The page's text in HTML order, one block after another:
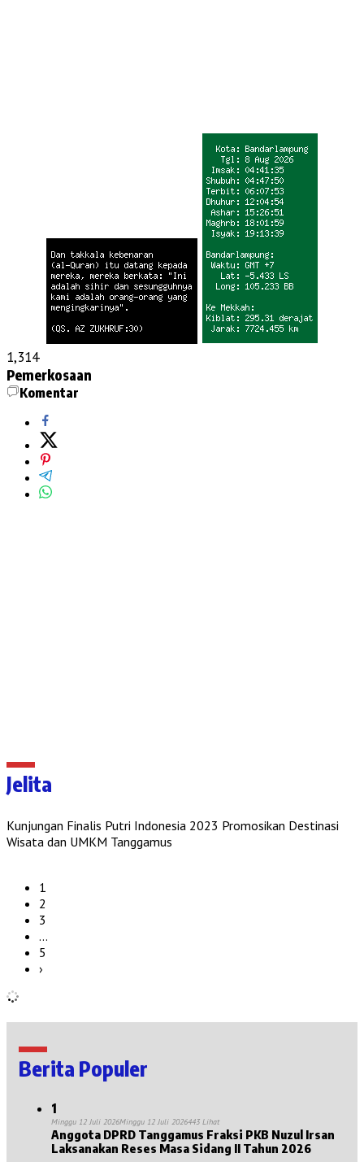
1,314
Pemerkosaan
Komentar
Jelita
Kunjungan Finalis Putri Indonesia 2023 Promosikan Destinasi
Wisata dan UMKM Tanggamus
1
2
3
…
5
›
Berita Populer
1
Minggu 12 Juli 2026Minggu 12 Juli 2026443 Lihat
Anggota DPRD Tanggamus Fraksi PKB Nuzul Irsan
Laksanakan Reses Masa Sidang II Tahun 2026